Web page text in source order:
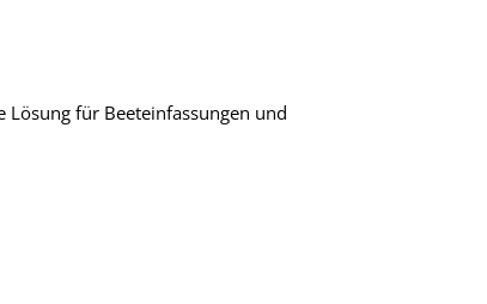
für Beeteinfassungen und